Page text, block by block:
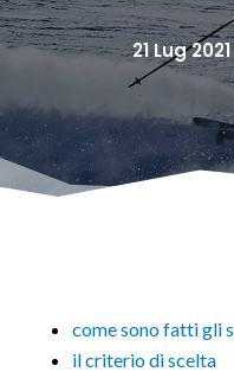
21 Lug 2021
come sono fatti gli
il criterio di scelta